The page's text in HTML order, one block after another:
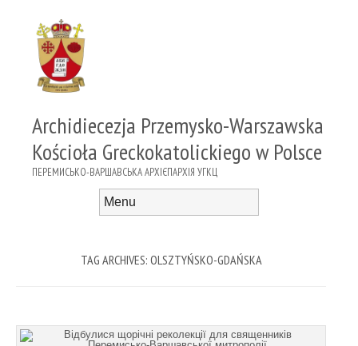
Archidiecezja Przemysko-Warszawska
Kościoła Greckokatolickiego w Polsce
ПЕРЕМИСЬКО-ВАРШАВСЬКА АРХІЄПАРХІЯ УГКЦ
TAG ARCHIVES: OLSZTYŃSKO-GDAŃSKA